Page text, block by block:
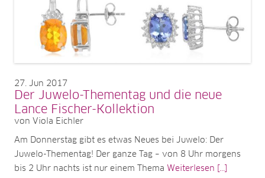
27 Jun 2017
Der Juwelo-Thementag und die neue
Lance Fischer-Kollektion
von Viola Eichler
Am Donnerstag gibt es etwas Neues bei Juwelo: Der
Juwelo-Thementag! Der ganze Tag – von 8 Uhr morgens
bis 2 Uhr nachts ist nur einem Thema Weiterlesen [...]